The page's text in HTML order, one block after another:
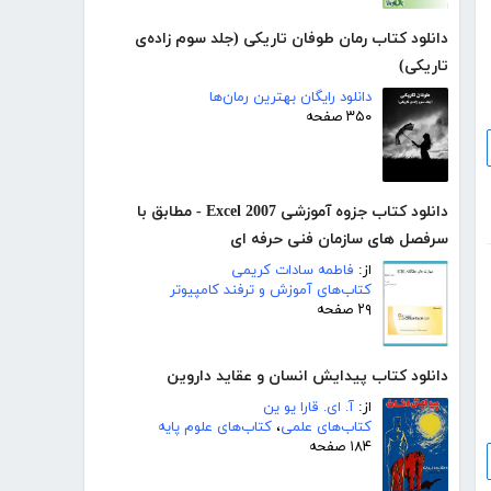
دانلود کتاب رمان طوفان تاریکی (جلد سوم زاده‌ی
تاریکی)
دانلود رایگان بهترین رمان‌ها
۳۵۰ صفحه
دانلود کتاب جزوه آموزشی Excel 2007 - مطابق با
سرفصل های سازمان فنی حرفه ای
از: فاطمه سادات کریمی
کتاب‌های آموزش و ترفند کامپیوتر
۲۹ صفحه
دانلود کتاب پیدایش انسان و عقاید داروین
از: آ. ای. قارا یو ین
کتاب‌های علمی، کتاب‌های علوم پایه
۱۸۴ صفحه